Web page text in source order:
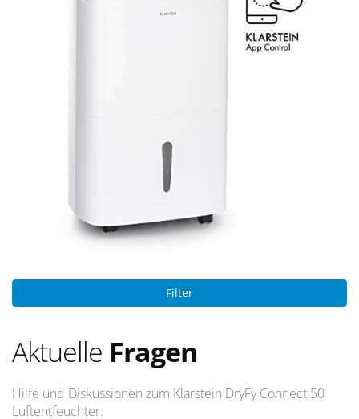
Filter
Aktuelle Fragen
Hilfe und Diskussionen zum Klarstein DryFy Connect 50
Luftentfeuchter.